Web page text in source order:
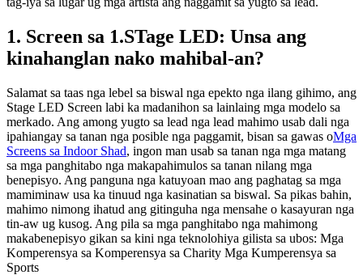
1. Screen sa 1.STage LED: Unsa ang
kinahanglan nako mahibal-an?
Salamat sa taas nga lebel sa biswal nga epekto nga ilang gihimo, ang
Stage LED Screen labi ka madanihon sa lainlaing mga modelo sa
merkado. Ang among yugto sa lead nga lead mahimo usab dali nga
ipahiangay sa tanan nga posible nga paggamit, bisan sa gawas oMga
Screens sa Indoor Shad, ingon man usab sa tanan nga mga matang
sa mga panghitabo nga makapahimulos sa tanan nilang mga
benepisyo. Ang panguna nga katuyoan mao ang paghatag sa mga
mamiminaw usa ka tinuud nga kasinatian sa biswal. Sa pikas bahin,
mahimo nimong ihatud ang gitinguha nga mensahe o kasayuran nga
tin-aw ug kusog. Ang pila sa mga panghitabo nga mahimong
makabenepisyo gikan sa kini nga teknolohiya gilista sa ubos: Mga
Komperensya sa Komperensya sa Charity Mga Kumperensya sa
Sports